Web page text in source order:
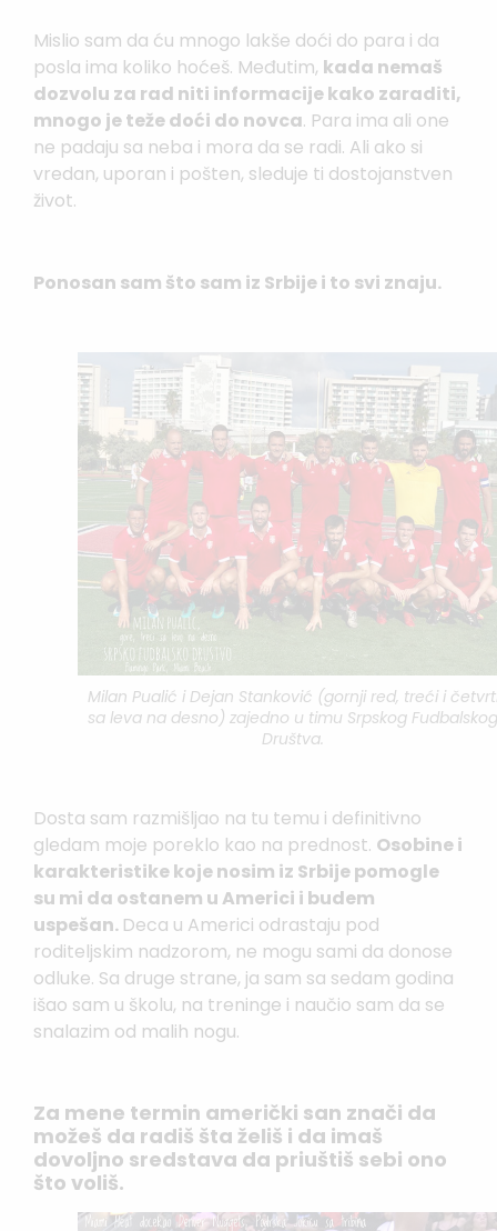
Mislio sam da ću mnogo lakše doći do para i da
posla ima koliko hoćeš. Međutim, kada nemaš
dozvolu za rad niti informacije kako zaraditi,
mnogo je teže doći do novca. Para ima ali one
ne padaju sa neba i mora da se radi. Ali ako si
vredan, uporan i pošten, sleduje ti dostojanstven
život.
Ponosan sam što sam iz Srbije i to svi znaju.
Milan Pualić i Dejan Stanković (gornji red, treći i
sa leva na desno) zajedno u timu Srpskog Fudbalskog
Društva.
Dosta sam razmišljao na tu temu i definitivno
gledam moje poreklo kao na prednost. Osobine i
karakteristike koje nosim iz Srbije pomogle
su mi da ostanem u Americi i budem
uspešan. Deca u Americi odrastaju pod
roditeljskim nadzorom, ne mogu sami da donose
odluke. Sa druge strane, ja sam sa sedam godina
išao sam u školu, na treninge i naučio sam da se
snalazim od malih nogu.
Za mene termin američki san znači da
možeš da radiš šta želiš i da imaš
dovoljno sredstava da priuštiš sebi ono
što voliš.